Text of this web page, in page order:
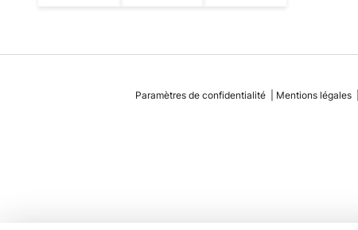
Paramètres de confidentialité Mentions légales